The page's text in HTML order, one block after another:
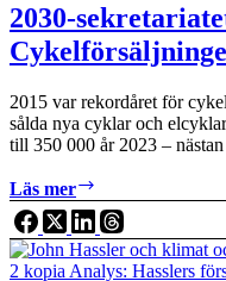
2030-
2015 var rekordåret för
sålda nya cyklar och
till 350 000 år 2023 –
Läs mer
sekretariatets
statistik:
rasar